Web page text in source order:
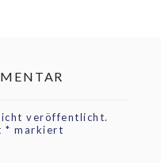
veröffentlicht.
* markiert